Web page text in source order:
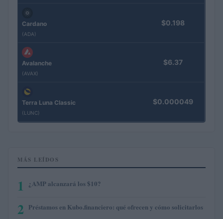
Cardano
(ADA)
$0.198
Avalanche
(AVAX)
$6.37
Terra Luna Classic
(LUNC)
$0.000049
MÁS LEÍDOS
1 ¿AMP alcanzará los $10?
2 Préstamos en Kubo.financiero: qué ofrecen y cómo solicitarlos